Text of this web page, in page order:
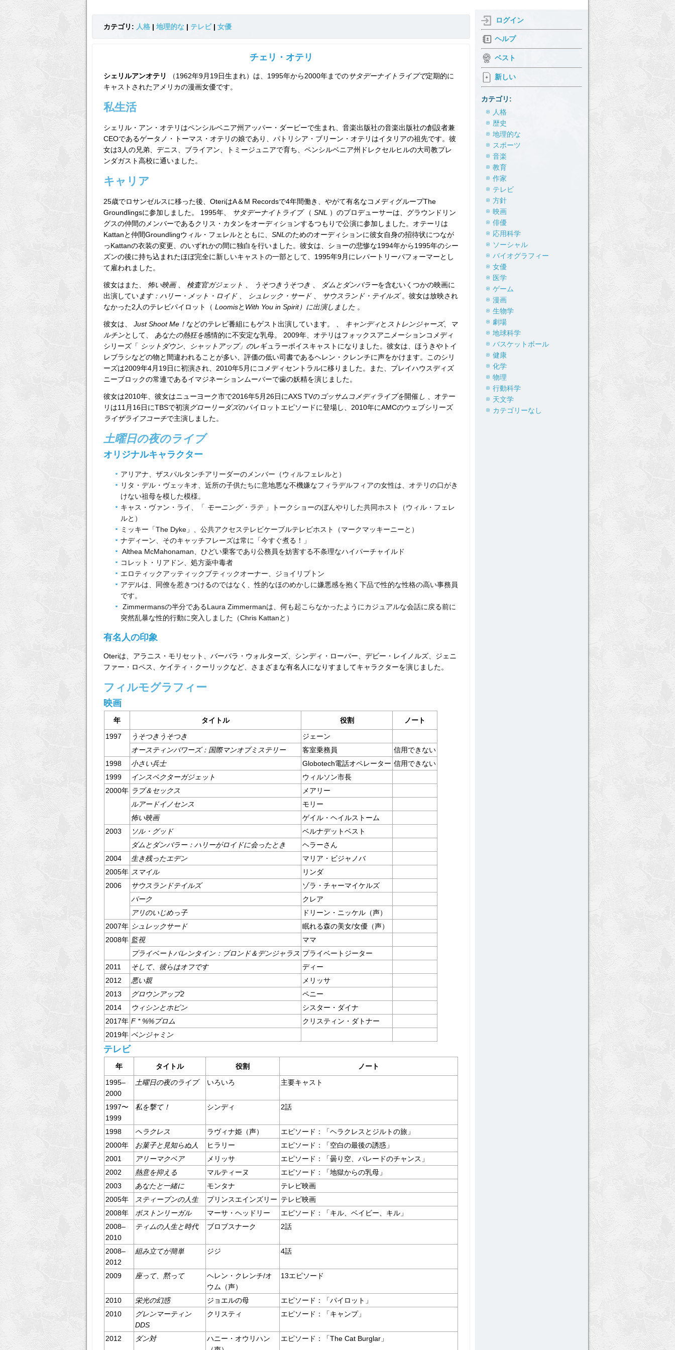
カテゴリ: 人格 | 地理的な | テレビ| 女優
チェリ・オテリ
シェリルアンオテリ （1962年9月19日生まれ）は、1995年から2000年までのサタデーナイトライブで定期的に
キャストされたアメリカの漫画女優です。
私生活
シェリル・アン・オテリはペンシルベニア州アッパー・ダービーで生まれ、音楽出版社の音楽出版社の創設者兼
CEOであるゲータノ・トーマス・オテリの娘であり、パトリシア・ブリーン・オテリはイタリアの祖先です。彼
女は3人の兄弟、デニス、ブライアン、トミージュニアで育ち、ペンシルベニア州ドレクセルヒルの大司教プレ
ンダガスト高校に通いました。
キャリア
25歳でロサンゼルスに移った後、OteriはA＆M Recordsで4年間働き、やがて有名なコメディグループThe
Groundlingsに参加しました。 1995年、
サタデーナイトライブ（ SNL
）のプロデューサーは、グラウンドリン
グスの仲間のメンバーであるクリス・カタンをオーディションするつもりで公演に参加しました。オテーリは
Kattanと仲間Groundlingウィル・フェレルとともに
、SNL のためのオーディションに彼女自身の招待状につなが
っKattanの衣装の変更、のいずれかの間に独白を行いました。彼女は、ショーの悲惨な1994年から1995年のシー
ズンの後に持ち込まれたほぼ完全に新しいキャストの一部として、1995年9月にレパートリーパフォーマーとし
て雇われました。
彼女はまた、 怖い映画、 検査官ガジェット うそつきうそつき ダムとダンバラーを含むいくつかの映画に
出演しています：ハリー・メット・ロイド、 シュレック・サード、 サウスランド・テイルズ。彼女は放映され
なかった2人のテレビパイロット（ Loomisと With You in Spirit）に出演しました 。
彼女は、 Just Shoot Me！ などのテレビ番組にもゲスト出演しています。 キャンディと ストレンジャーズ、マ
ルチンとして、 あなたの熱狂を感情的に不安定な乳母。 2009年、オテリはフォックスアニメーションコメディ
シリーズ「 シットダウン、シャットアップ」のレギュラーボイスキャストになりました。彼女は、ほうきやトイ
レブラシなどの物と間違われることが多い、評価の低い司書であるヘレン・クレンチに声をかけます。このシリ
ーズは2009年4月19日に初演され、2010年5月にコメディセントラルに移りました。また、プレイハウスディズ
ニーブロックの常連であるイマジネーションムーバーで歯の妖精を演じました。
彼女は2010年、彼女はニューヨーク市で2016年5月26日にAXS TVのゴッサムコメディライブを開催し
、オテー
リは11月16日にTBSで初演グローリーダズのパイロットエピソードに登場し、2010年にAMCのウェブシリーズ
ライザライフコーチで主演しました。
土曜日の夜のライブ
オリジナルキャラクター
アリアナ、ザスパルタンチアリーダーのメンバー（ウィルフェレルと）
リタ・デル・ヴェッキオ、近所の子供たちに意地悪な不機嫌なフィラデルフィアの女性は、オテリの口がき
けない祖母を模した模様。
キャス・ヴァン・ライ、「 モーニング・ラテ」トークショーのぼんやりした共同ホスト（ウィル・フェレ
ルと）
ミッキー「The Dyke」、公共アクセステレビケーブルテレビホスト（マークマッキーニーと）
ナディーン、そのキャッチフレーズは常に「今すぐ煮る！」
Althea McMahonaman、ひどい乗客であり公務員を妨害する不条理なハイパーチャイルド
コレット・リアドン、処方薬中毒者
エロティックアッティックブティックオーナー、ジョイリプトン
アデルは、同僚を惹きつけるのではなく、性的なほのめかしに嫌悪感を抱く下品で性的な性格の高い事務員
です。
Zimmermansの半分であるLaura Zimmermanは、何も起こらなかったようにカジュアルな会話に戻る前に
突然乱暴な性的行動に突入しました（Chris Kattanと）
有名人の印象
Oteriは、アラニス・モリセット、バーバラ・ウォルターズ、シンディ・ローパー、デビー・レイノルズ、ジェニ
ファー・ロペス、ケイティ・クーリックなど、さまざまな有名人になりすましてキャラクターを演じました。
フィルモグラフィー
映画
年 タイトル 役割
ノート
1997
うそつきうそつき
ジェーン
オースティンパワーズ：国際マンオブミステリー
客室乗務員
信用できない
1998
小さい兵士 Globotech電話オペレーター 信用できない
1999
インスペクターガジェット
ウィルソン市長
2000年 ラブ＆セックス
メアリー
ルアードイノセンス
モリー
怖い映画
ゲイル・ヘイルストーム
2003
ソル・グッド
ベルナデットベスト
ダムとダンバラー：ハリーがロイドに会ったとき
ヘラーさん
2004
生き残ったエデン
マリア・ビジャノバ
2005年 スマイル
リンダ
2006
サウスランドテイルズ
ゾラ・チャーマイケルズ
パーク
クレア
アリのいじめっ子
ドリーン・ニッケル（声）
2007年 シュレックサード
眠れる森の美女/女優（声）
2008年 監視
ママ
プライベートバレンタイン：ブロンド＆デンジャラス プライベートジーター
2011
そして、彼らはオフです
ディー
2012
悪い親
メリッサ
2013
グロウンアップ2
ペニー
2014
ウィシンとホピン
シスター・ダイナ
2017年 F * %%プロム
クリスティン・ダトナー
2019年 ベンジャミン
テレビ
年 タイトル 役割
ノート
1995–
2000
土曜日の夜のライブ いろいろ 主要キャスト
1997〜
1999
私を撃て！ シンディ 2話
1998 ヘラクレス ラヴィナ姫（声）
エピソード：「ヘラクレスとジルトの旅」
2000年
お菓子と見知らぬ人 ヒラリー
エピソード：「空白の最後の誘惑」
2001
アリーマクベア メリッサ
エピソード：「曇り空、パレードのチャンス」
2002
熱意を抑える マルティーヌ
エピソード：「地獄からの乳母」
2003
あなたと一緒に モンタナ
テレビ映画
2005年
スティーブンの人生 プリンスエインズリー テレビ映画
2008年
ボストンリーガル マーサ・ヘッドリー
エピソード：「キル、ベイビー、キル」
2008–
2010
ティムの人生と時代 ブロブスナーク 2話
2008–
2012
組み立てが簡単 ジジ 4話
2009 座って、黙って
ヘレン・クレンチ/オ
ウム（声）
13エピソード
2010 栄光の幻惑 ジョエルの母
エピソード：「パイロット」
2010
グレンマーティン
DDS
クリスティ エピソード：「キャンプ」
2012 ダン対
ハニー・オウリハン
エピソード：「The Cat Burglar」
ログイン
ヘルプ
ベスト
新しい
カテゴリ:
人格
歴史
地理的な
スポーツ
音楽
教育
作家
テレビ
方針
映画
俳優
応用科学
ソーシャル
バイオグラフィー
女優
医学
ゲーム
漫画
生物学
劇場
地球科学
バスケットボール
健康
化学
物理
行動科学
天文学
カテゴリーなし